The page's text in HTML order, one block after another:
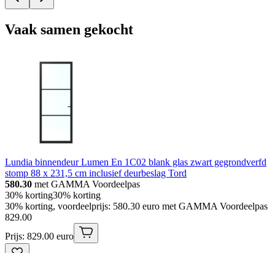
Vaak samen gekocht
Lundia binnendeur Lumen En 1C02 blank glas zwart gegrondverfd
stomp 88 x 231,5 cm inclusief deurbeslag Tord
580.30 met GAMMA Voordeelpas
30% korting30% korting
30% korting, voordeelprijs: 580.30 euro met GAMMA Voordeelpas
829.00
Prijs: 829.00 euro